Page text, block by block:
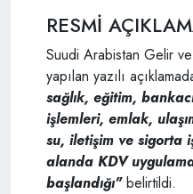
RESMİ
Suudi Arabistan Gelir
yapılan yazılı
sağlık, eğitim,
işlemleri, emlak,
su, iletişim ve sigorta
alanda KDV
başlandığı"belirtildi.